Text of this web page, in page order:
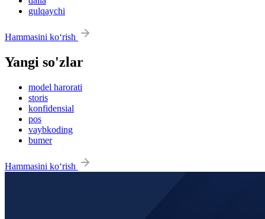
gulqaychi
Hammasini ko‘rish
Yangi so'zlar
model harorati
storis
konfidensial
pos
vaybkoding
bumer
Hammasini ko‘rish